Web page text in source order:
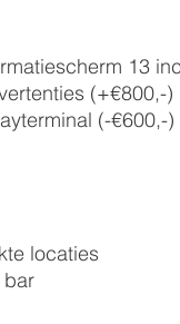
13
(+€800,-)
(-€600,-)
locaties
bar